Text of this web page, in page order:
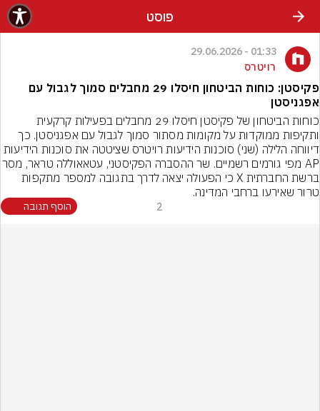
פוסט
01:33 - 29.06.2026
רויטרס
פקיסטן: כוחות הביטחון חיסלו 29 מחבלים סמוך לגבול עם
אפגניסטן
כוחות הביטחון של פקיסטן חיסלו 29 מחבלים בפעילות קרקעית
ותקיפות ממוקדות על מקומות מסתור סמוך לגבול עם אפגניסטן. כך
ברשת החברתית X כי הפעולה יצאה לדרך בתגובה למספר מתקפות
טרור שאירעו ברחבי המדינה.
2 הוסף תגובה